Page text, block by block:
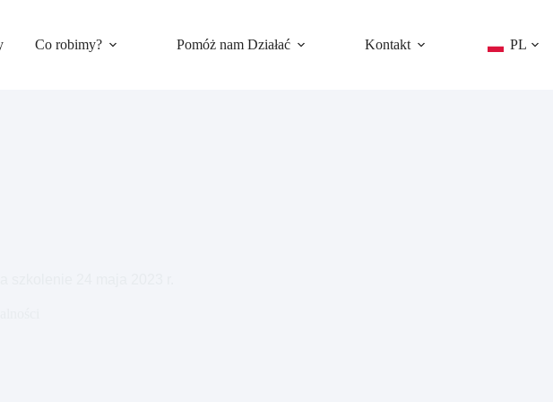
Co robimy? Pomóż nam Działać Kontakt PL